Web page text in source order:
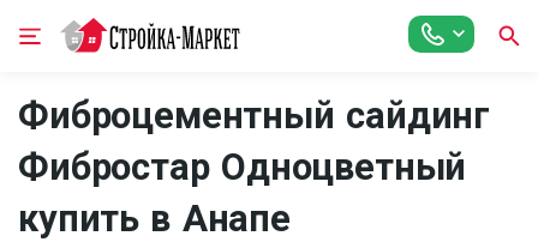
Фиброцементный сайдинг
Фибростар Одноцветный
купить в Анапе